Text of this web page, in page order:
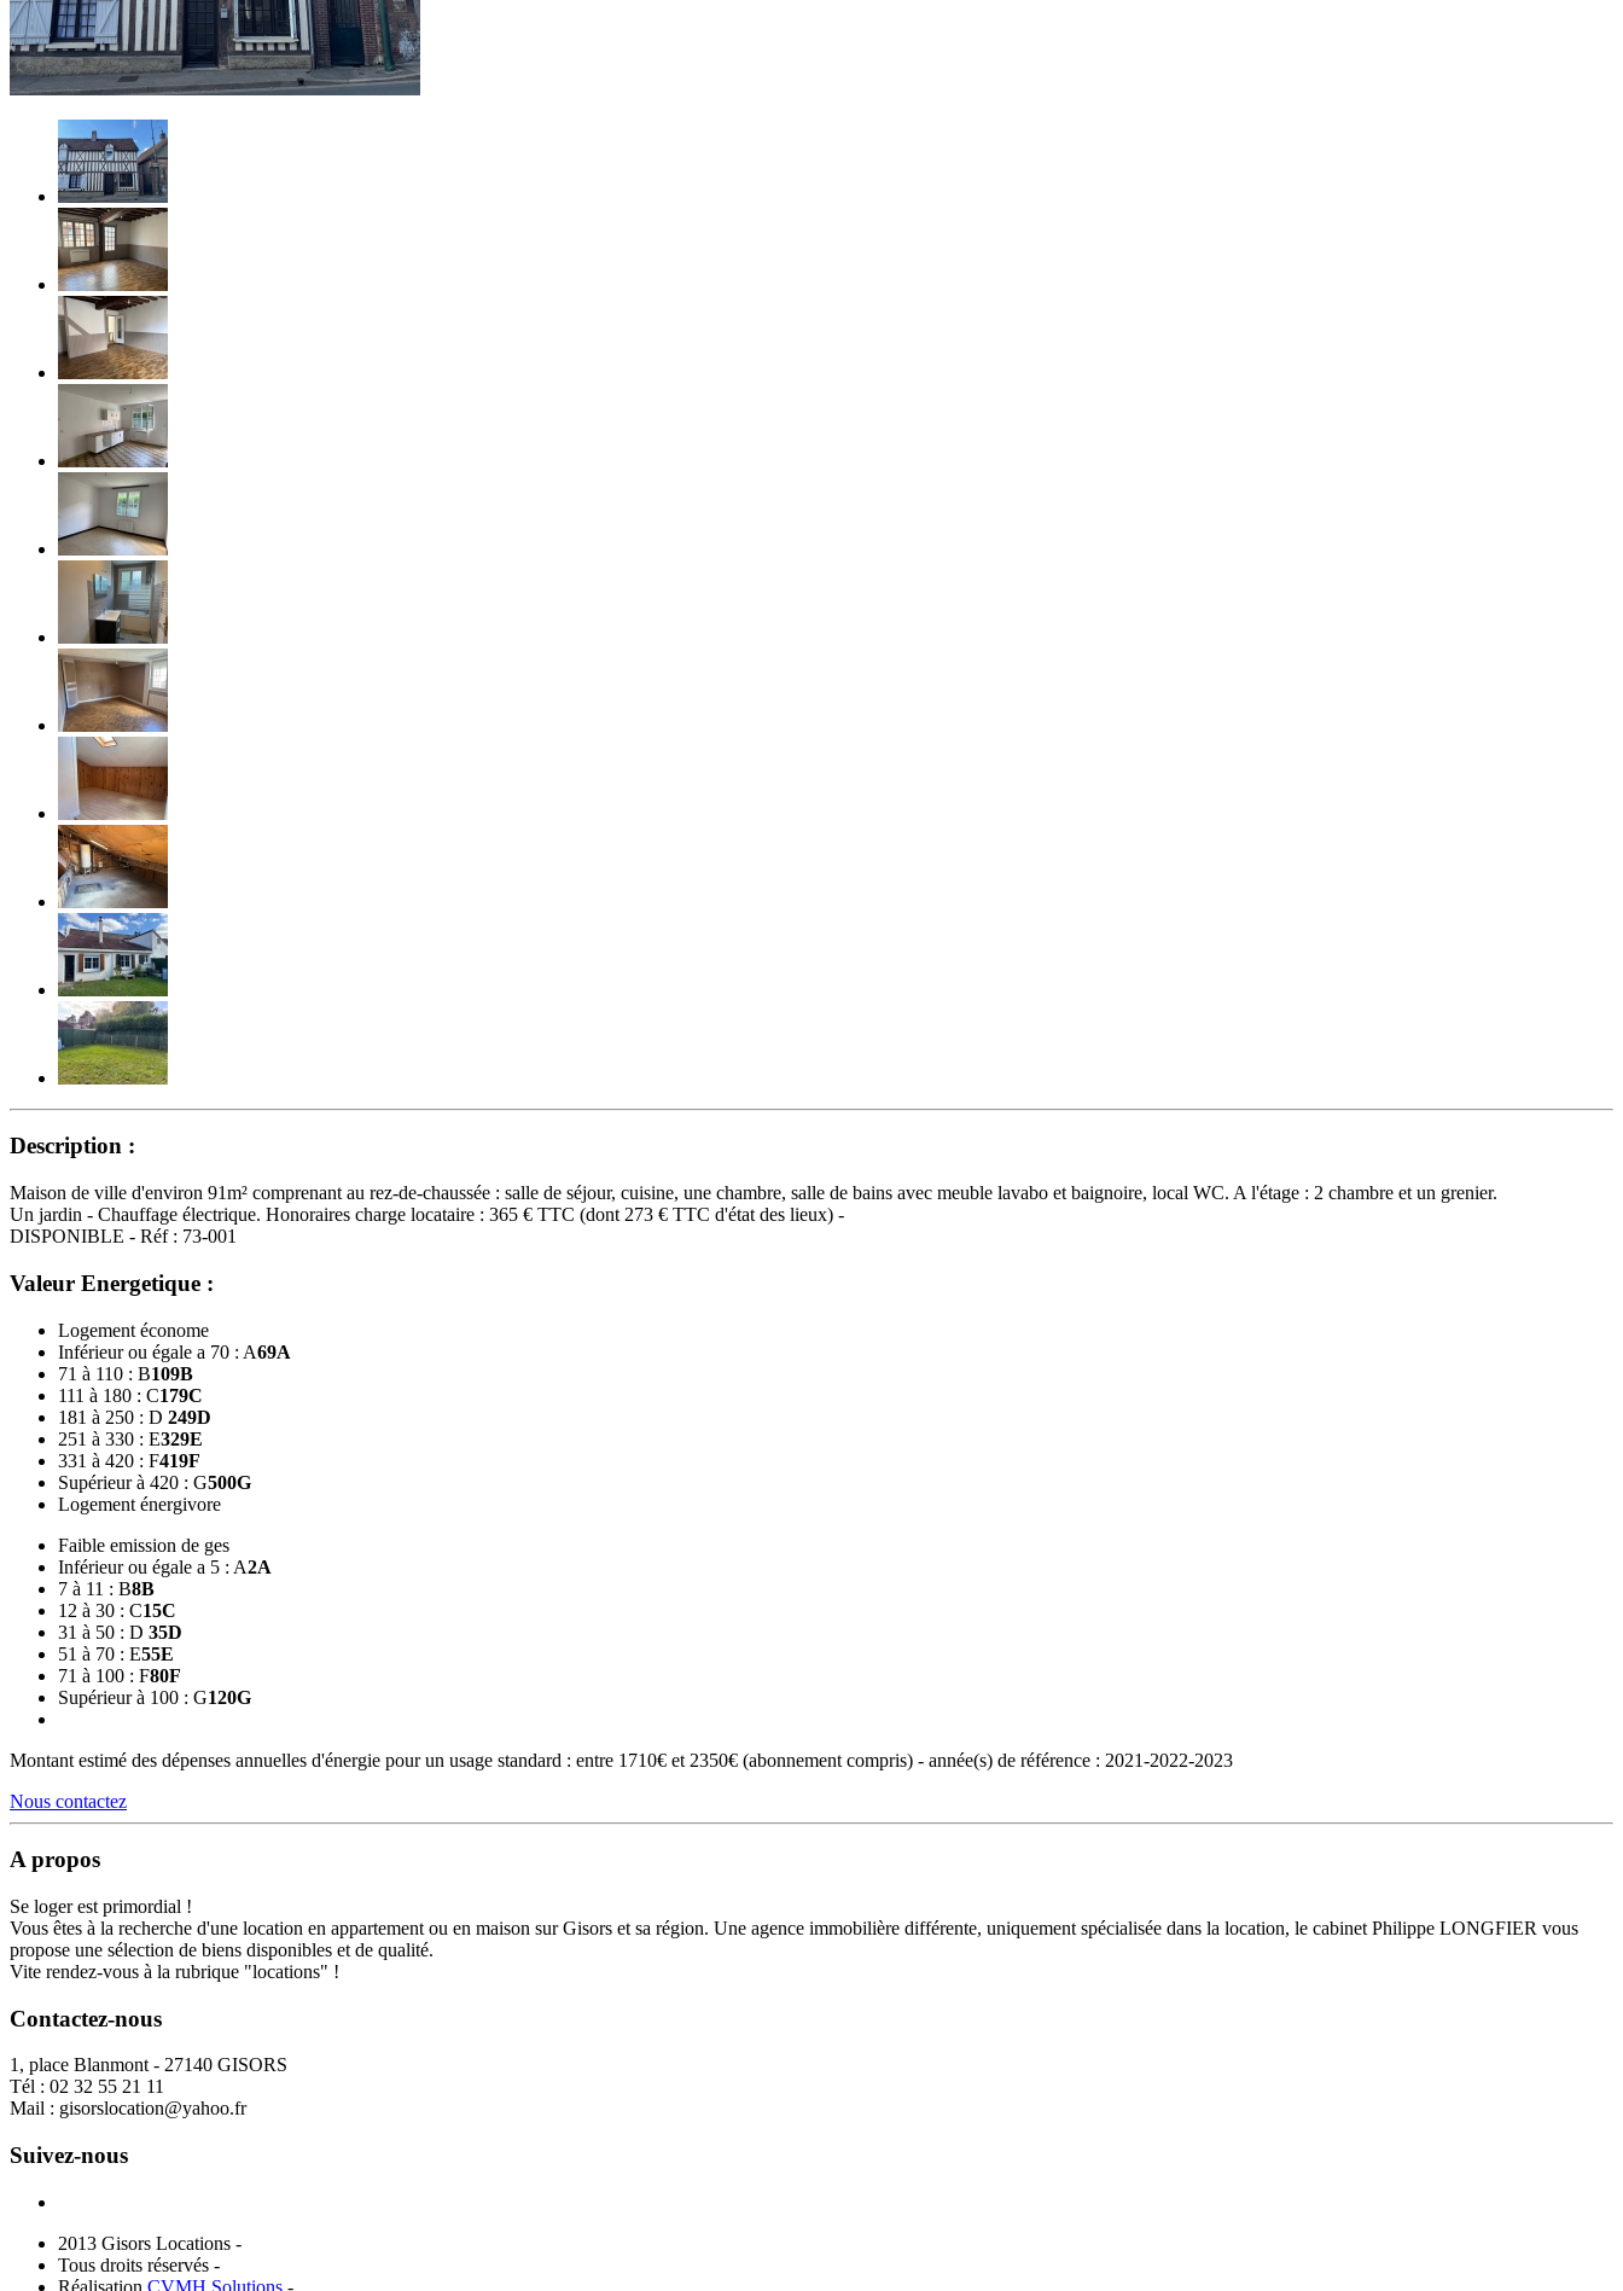
Description :
Maison de ville d'environ 91m² comprenant au rez-de-chaussée : salle de séjour, cuisine, une chambre, salle de bains avec meuble lavabo et baignoire, local WC. A l'étage : 2 chambre et un grenier.
Un jardin - Chauffage électrique. Honoraires charge locataire : 365 € TTC (dont 273 € TTC d'état des lieux) -
DISPONIBLE - Réf : 73-001
Valeur Energetique :
Logement économe
Inférieur ou égale a 70 : A69A
71 à 110 : B109B
111 à 180 : C179C
181 à 250 : D 249D
251 à 330 : E329E
331 à 420 : F419F
Supérieur à 420 : G500G
Logement énergivore
Faible emission de ges
Inférieur ou égale a 5 : A2A
7 à 11 : B8B
12 à 30 : C15C
31 à 50 : D 35D
51 à 70 : E55E
71 à 100 : F80F
Supérieur à 100 : G120G
Montant estimé des dépenses annuelles d'énergie pour un usage standard : entre 1710€ et 2350€ (abonnement compris) - année(s) de référence : 2021-2022-2023
Nous contactez
A propos
Se loger est primordial !
Vous êtes à la recherche d'une location en appartement ou en maison sur Gisors et sa région. Une agence immobilière différente, uniquement spécialisée dans la location, le cabinet Philippe LONGFIER vous
propose une sélection de biens disponibles et de qualité.
Vite rendez-vous à la rubrique "locations" !
Contactez-nous
1, place Blanmont - 27140 GISORS
Tél : 02 32 55 21 11
Mail : gisorslocation@yahoo.fr
Suivez-nous
2013 Gisors Locations -
Tous droits réservés -
Réalisation CVMH Solutions -